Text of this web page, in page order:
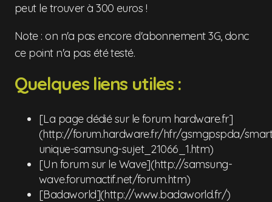
peut le trouver à 300 euros !
Note : on n'a pas encore d'abonnement 3G, donc
ce point n'a pas été testé.
Quelques liens utiles :
[La page dédié sur le forum hardware.fr]
(http://forum.hardware.fr/hfr/gsmgpspda/
unique-samsung-sujet_21066_1.htm)
[Un forum sur le Wave](http://samsung-
wave.forumactif.net/forum.htm)
[Badaworld](http://www.badaworld.fr/)